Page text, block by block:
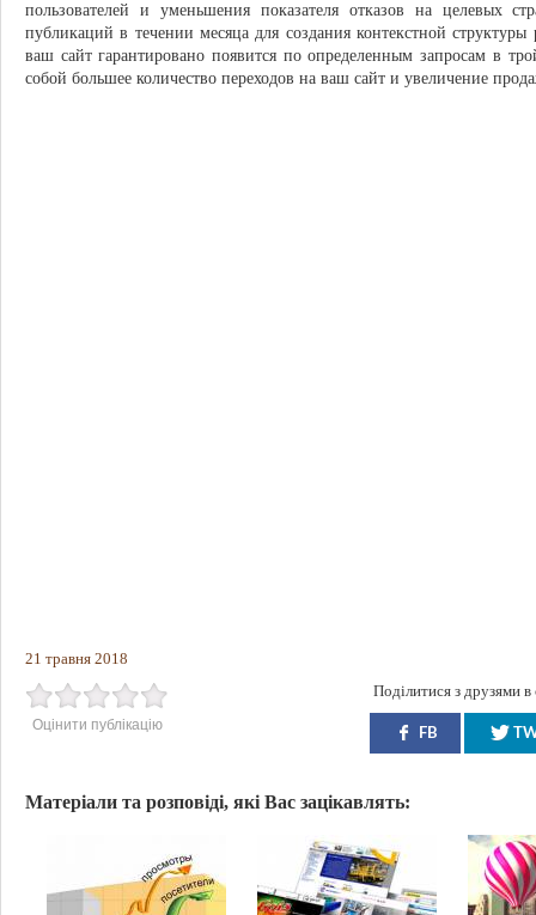
пользователей и уменьшения показателя отказов на целевых
публикаций в течении месяца для создания контекстной
ваш сайт гарантировано появится по определенным запросам в
собой большее количество переходов на ваш сайт и увеличение
21 травня 2018
Оцінити публікацію
Поділитися з друзями
FB
Матеріали та розповіді, які Вас зацікавлять: